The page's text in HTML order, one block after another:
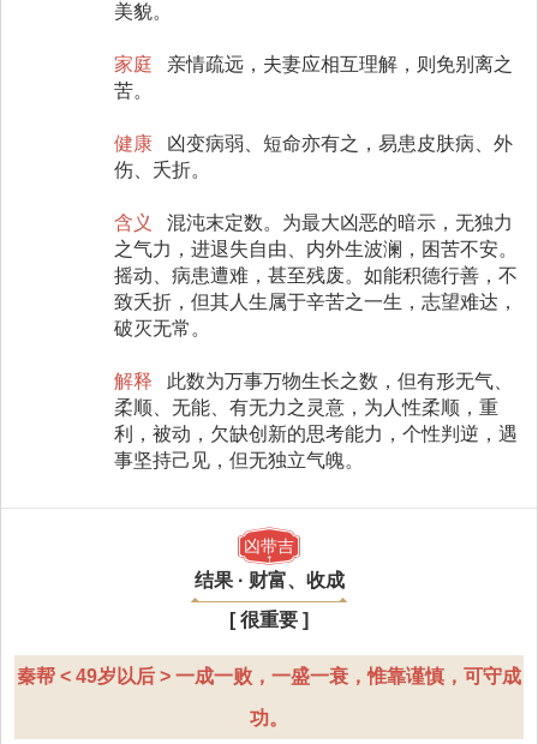
美貌。
家庭
亲情疏远，夫妻应相互理解，则免别离之
苦。
健康
凶变病弱、短命亦有之，易患皮肤病、外
伤、夭折。
含义
混沌末定数。为最大凶恶的暗示，无独力
之气力，进退失自由、内外生波澜，困苦不安。
摇动、病患遭难，甚至残废。如能积德行善，不
致夭折，但其人生属于辛苦之一生，志望难达，
破灭无常。
解释
此数为万事万物生长之数，但有形无气、
柔顺、无能、有无力之灵意，为人性柔顺，重
利，被动，欠缺创新的思考能力，个性判逆，遇
事坚持己见，但无独立气魄。
凶带吉
结果 · 财富、收成
[ 很重要 ]
秦帮 < 49岁以后 > 一成一败，一盛一衰，惟靠谨慎，可守成
功。